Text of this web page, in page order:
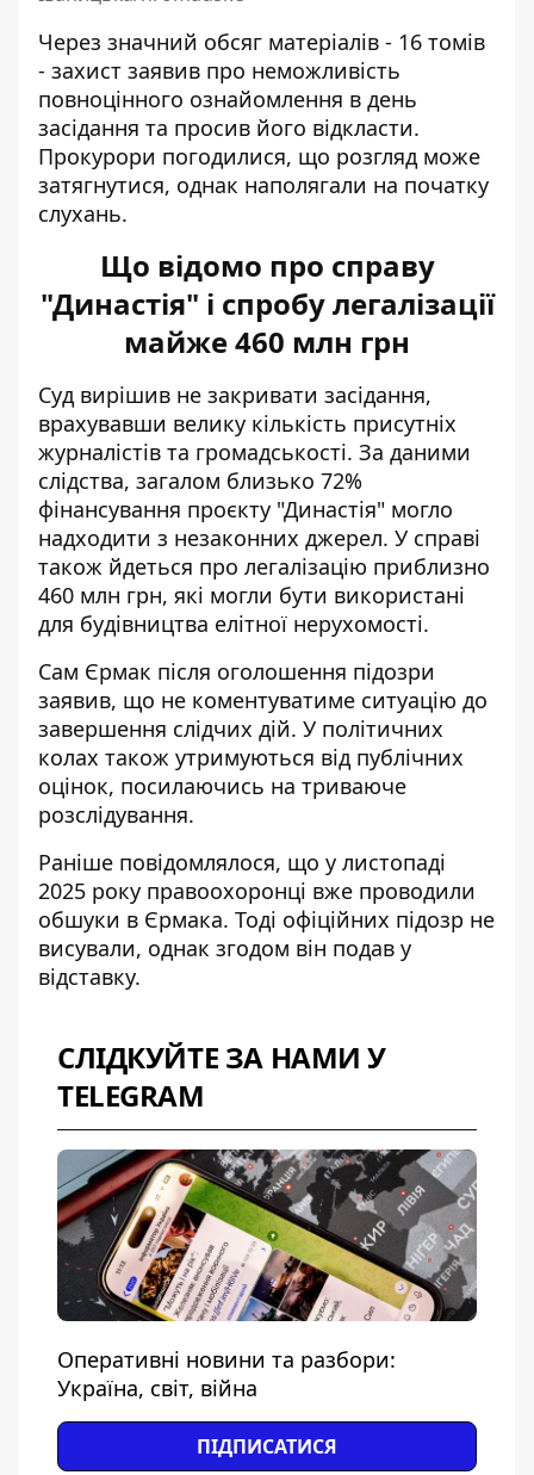
Через значний обсяг матеріалів - 16 томів
- захист заявив про неможливість
повноцінного ознайомлення в день
засідання та просив його відкласти.
Прокурори погодилися, що розгляд може
затягнутися, однак наполягали на початку
слухань.
Що відомо про справу
"Династія" і спробу легалізації
майже 460 млн грн
Суд вирішив не закривати засідання,
врахувавши велику кількість присутніх
журналістів та громадськості. За даними
слідства, загалом близько 72%
фінансування проєкту "Династія" могло
надходити з незаконних джерел. У справі
також йдеться про легалізацію приблизно
460 млн грн, які могли бути використані
для будівництва елітної нерухомості.
Сам Єрмак після оголошення підозри
заявив, що не коментуватиме ситуацію до
завершення слідчих дій. У політичних
колах також утримуються від публічних
оцінок, посилаючись на триваюче
розслідування.
Раніше повідомлялося, що у листопаді
2025 року правоохоронці вже проводили
обшуки в Єрмака. Тоді офіційних підозр не
висували, однак згодом він подав у
відставку.
СЛІДКУЙТЕ ЗА НАМИ У
TELEGRAM
Оперативні новини та разбори:
Україна, світ, війна
ПІДПИСАТИСЯ